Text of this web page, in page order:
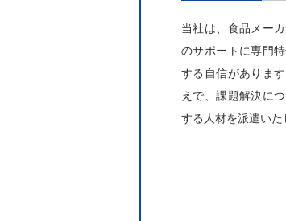
当社は、食品メー
のサポートに専門
する自信がありま
えで、課題解決に
する人材を派遣いた